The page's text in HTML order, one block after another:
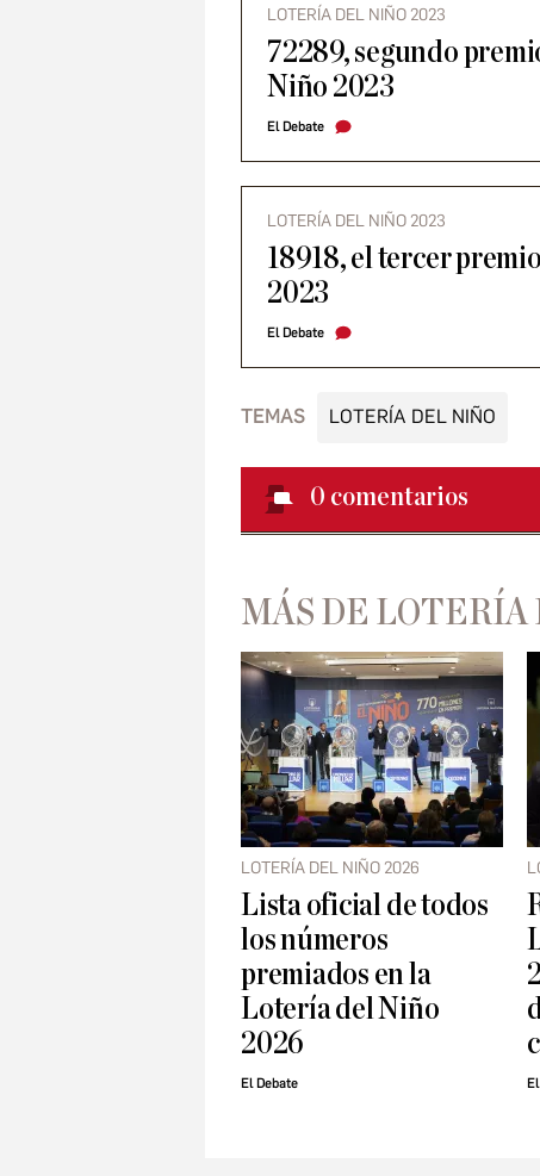
LOTERÍA DEL NIÑO 2023
72289, segundo
Niño 2023
El Debate
LOTERÍA DEL NIÑO 2023
18918, el tercer
2023
El Debate
TEMAS LOTERÍA DEL NIÑO
0 comentarios
MÁS DE LOTERÍA
LOTERÍA DEL NIÑO 2026
Lista oficial de todos
los números
premiados en la
Lotería del Niño
2026
El Debate